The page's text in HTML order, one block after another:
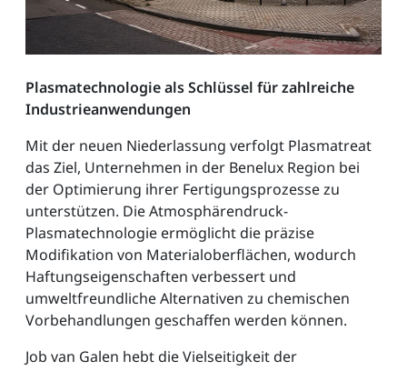
Plasmatechnologie als Schlüssel für zahlreiche
Industrieanwendungen
Mit der neuen Niederlassung verfolgt Plasmatreat
das Ziel, Unternehmen in der Benelux Region bei
der Optimierung ihrer Fertigungsprozesse zu
unterstützen. Die Atmosphärendruck-
Plasmatechnologie ermöglicht die präzise
Modifikation von Materialoberflächen, wodurch
Haftungseigenschaften verbessert und
umweltfreundliche Alternativen zu chemischen
Vorbehandlungen geschaffen werden können.
Job van Galen hebt die Vielseitigkeit der